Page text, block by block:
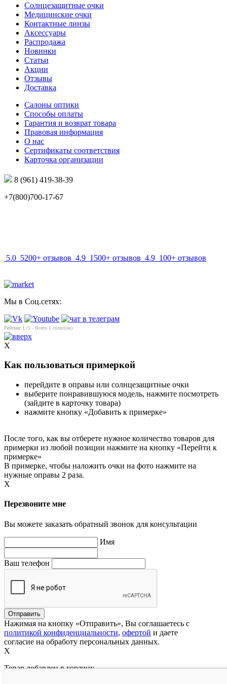
Солнцезащитные очки
Медицинские очки
Контактные линзы
Аксессуары
Распродажа
Новинки
Статьи
Акции
Отзывы
Доставка
Салоны оптики
Способы оплаты
Гарантия и возврат товара
Правовая информация
О нас
Сертификаты соответствия
Карточка организации
8 (961) 419-38-39
+7(800)700-17-67
5.0 5200+ отзывов 4.9 1500+ отзывов 4.9 100+ отзывов
Мы в Соц.сетях:
Рейтинг 1 /5 - Всего 1 голос(ов)
X
Как пользоваться примеркой
перейдите в оправы или солнцезащитные очки
выберите понравившуюся модель, нажмите посмотреть
(зайдите в карточку товара)
нажмите кнопку «Добавить к примерке»
После того, как вы отберете нужное количество товаров для
примерки из любой позиции нажмите на кнопку «Перейти к
примерке»
В примерке, чтобы наложить очки на фото нажмите на
нужные оправы 2 раза.
X
Перезвоните мне
Вы можете заказать обратный звонок для консультации
Имя
Ваш телефон
Нажимая на кнопку «Отправить», Вы соглашаетесь с
политикой конфиденциальности, офертой и даете
согласие на обработу персональных данных.
X
Товар добавлен в корзину